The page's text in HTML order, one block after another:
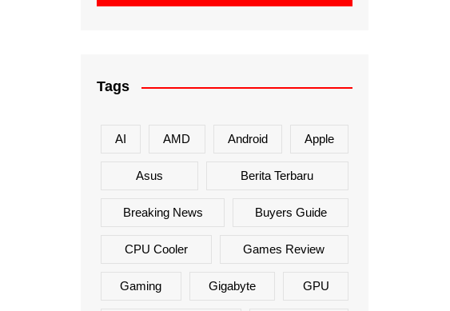
Tags
AI AMD Android Apple
Asus Berita Terbaru
Breaking News Buyers Guide
CPU Cooler Games Review
Gaming Gigabyte GPU